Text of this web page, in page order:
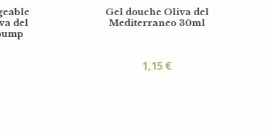
Oliva del Mediterraneo
savon 15g + gel douche
€